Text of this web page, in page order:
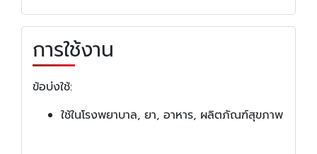
การใช้งาน
ข้อบ่งใช้:
ใช้ในโรงพยาบาล, ยา, อาหาร, ผลิตภัณฑ์สุขภาพ